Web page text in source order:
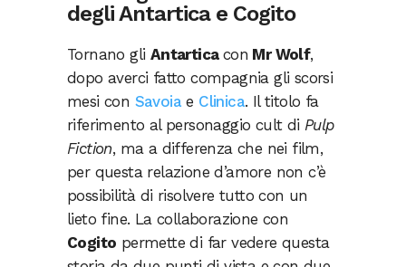
degli Antartica e Cogito
Tornano gli Antartica con Mr Wolf,
dopo averci fatto compagnia gli scorsi
mesi con Savoiae Clinica. Il titolo fa
riferimento al personaggio cult di Pulp
Fiction, ma a differenza che nei film,
per questa relazione d’amore non c’è
possibilità di risolvere tutto con un
lieto fine. La collaborazione con
Cogito permette di far vedere questa